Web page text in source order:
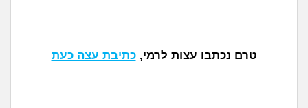
טרם נכתבו עצות לרמי,כתיבת עצה כעת